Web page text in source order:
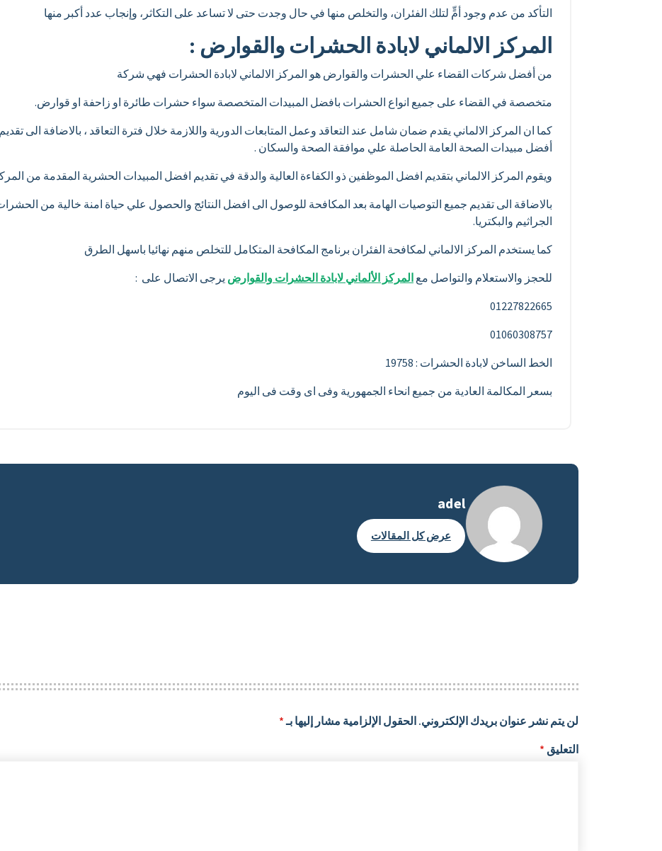
التأكد من عدم وجود أمٍّ لتلك الفئران، والتخلص منها في حال وجدت حتى لا تساعد على التكاثر، وإنجاب عدد أكبر منها
المركز الالماني لابادة الحشرات والقوارض :
من أفضل شركات القضاء علي الحشرات والقوارض هو المركز الالماني لابادة الحشرات فهي شركة
متخصصة في القضاء على جميع انواع الحشرات بافضل المبيدات المتخصصة سواء حشرات طائرة او زاحفة او قوارض.
كما ان المركز الالماني يقدم ضمان شامل عند التعاقد وعمل المتابعات الدورية واللازمة خلال فترة التعاقد ، بالاضافة الى
أفضل مبيدات الصحة العامة الحاصلة علي موافقة الصحة والسكان .
ويقوم المركز الالماني بتقديم افضل الموظفين ذو الكفاءة العالية والدقة في تقديم افضل المبيدات الحشرية المقدمة من
بالاضاقة الى تقديم جميع التوصيات الهامة بعد المكافحة للوصول الى افضل النتائج والحصول علي حياة امنة خالية من
الجراثيم والبكتريا.
كما يستخدم المركز الالماني لمكافحة الفئران برنامج المكافحة المتكامل للتخلص منهم نهائيا باسهل الطرق
للحجز والاستعلام والتواصل مع المركز الألماني لابادة الحشرات والقوارض يرجى الاتصال على :
01227822665
01060308757
الخط الساخن لابادة الحشرات : 19758
بسعر المكالمة العادية من جميع انحاء الجمهورية وفى اى وقت فى اليوم
adel
عرض كل المقالات
لن يتم نشر عنوان بريدك الإلكتروني. الحقول الإلزامية مشار إليها بـ*
التعليق *